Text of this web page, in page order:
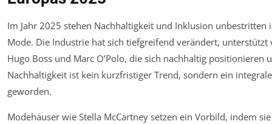
Im Jahr 2025 stehen Nachhaltigkeit und Inklusion
Mode. Die Industrie hat sich tiefgreifend verändert,
Hugo Boss und Marc O’Polo, die sich nachhaltig
Nachhaltigkeit ist kein kurzfristiger Trend, sondern ein
geworden.
Modehäuser wie Stella McCartney setzen ein Vorbild, indem